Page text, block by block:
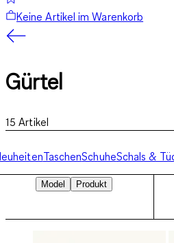
Keine Artikel im Warenkorb
Gürtel
15 Artikel
TaschenSchuheSchals &
Model
Produkt